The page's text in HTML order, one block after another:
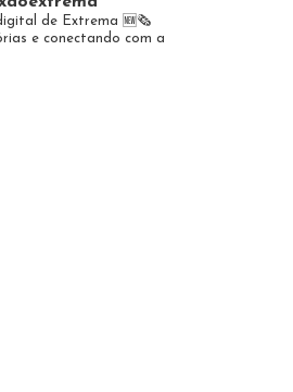
de Extrema 🆕️🗞
e conectando com a